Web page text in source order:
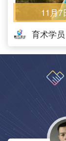
11月7
育术学员